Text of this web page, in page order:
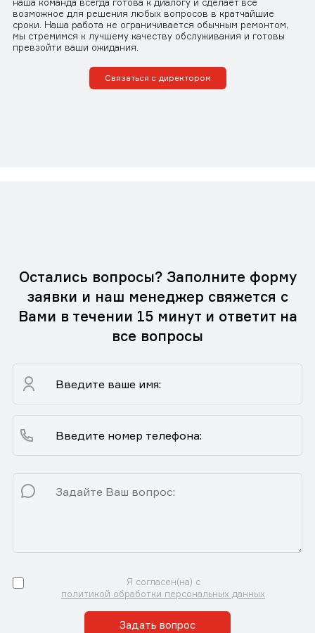
возможное для решения любых вопросов в кратчайшие
сроки. Наша работа не ограничивается обычным ремонтом,
мы стремимся к лучшему качеству обслуживания и готовы
превзойти ваши ожидания.
Связаться с директором
Остались вопросы? Заполните форму
заявки и наш менеджер свяжется с
Вами в течении 15 минут и ответит на
все вопросы
Я согласен(на) с
политикой обработки персональных данных
Задать вопрос